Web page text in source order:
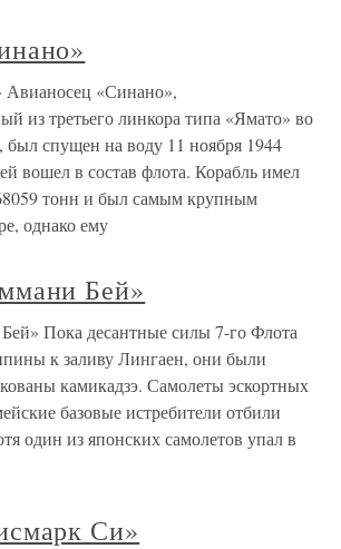
Авианосец «Синано»,
из третьего линкора типа «Ямато» во
был спущен на воду 11 ноября 1944
вошел в состав флота. Корабль имел
тонн и был самым крупным
однако ему
Бей»
Пока десантные силы 7-го Флота
к заливу Лингаен, они были
камикадзэ. Самолеты эскортных
базовые истребители отбили
один из японских самолетов упал в
Си»